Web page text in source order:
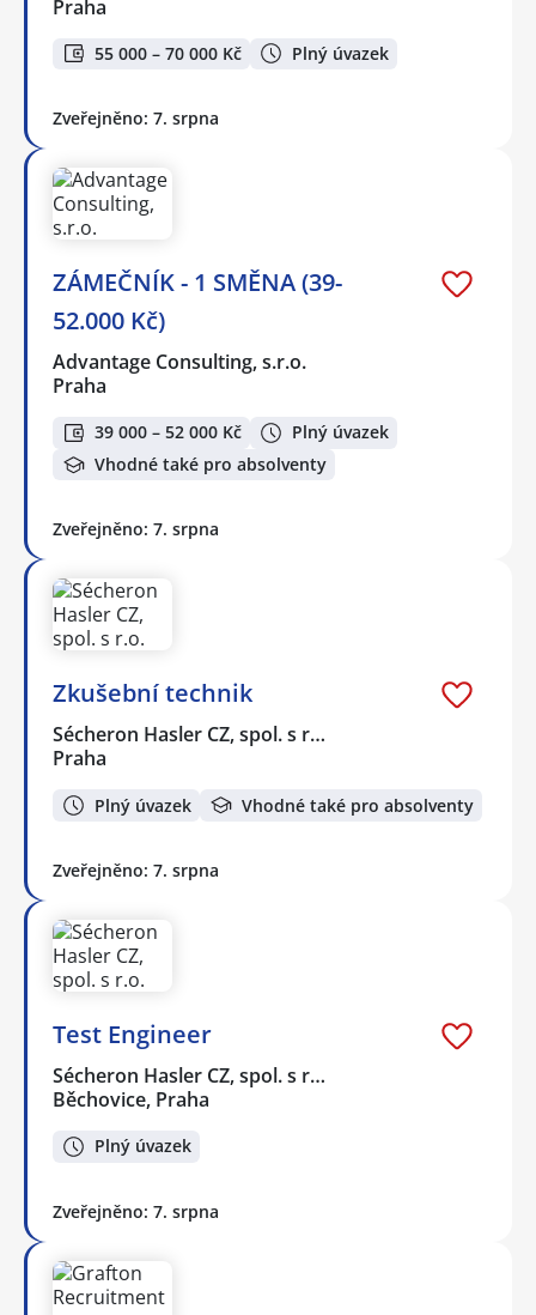
Praha
55 000 – 70 000 Kč Plný úvazek
Zveřejněno: 7. srpna
ZÁMEČNÍK - 1 SMĚNA (39-
52.000 Kč)
Advantage Consulting, s.r.o.
Praha
39 000 – 52 000 Kč
Plný úvazek
Vhodné také pro absolventy
Zveřejněno: 7. srpna
Zkušební technik
Sécheron Hasler CZ, spol. s r…
Praha
Plný úvazek Vhodné také pro absolventy
Zveřejněno: 7. srpna
Test Engineer
Sécheron Hasler CZ, spol. s r…
Běchovice, Praha
Plný úvazek
Zveřejněno: 7. srpna